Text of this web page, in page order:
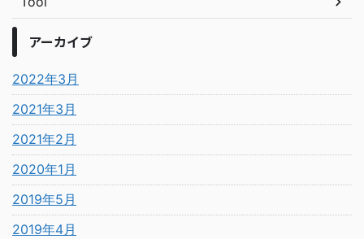
アーカイブ
2022年3月
2021年3月
2021年2月
2020年1月
2019年5月
2019年4月